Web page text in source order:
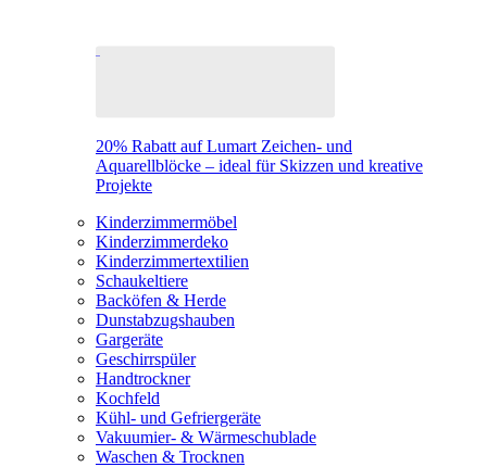
20% Rabatt auf Lumart Zeichen- und
Aquarellblöcke – ideal für Skizzen und kreative
Projekte
Kinderzimmermöbel
Kinderzimmerdeko
Kinderzimmertextilien
Schaukeltiere
Backöfen & Herde
Dunstabzugshauben
Gargeräte
Geschirrspüler
Handtrockner
Kochfeld
Kühl- und Gefriergeräte
Vakuumier- & Wärmeschublade
Waschen & Trocknen